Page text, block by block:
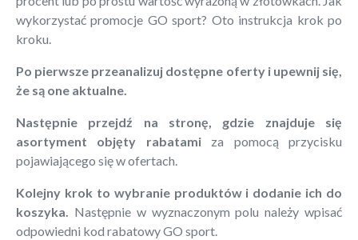
wykorzystać promocje GO sport? Oto instrukcja krok po
kroku.
Po pierwsze przeanalizuj dostępne oferty i upewnij się,
że są one aktualne.
Następnie przejdź na stronę, gdzie znajduje się
asortyment objęty rabatami za pomocą przycisku
pojawiającego się w ofertach.
Kolejny krok to wybranie produktów i dodanie ich do
koszyka. Następnie w wyznaczonym polu należy wpisać
odpowiedni kod rabatowy GO sport.